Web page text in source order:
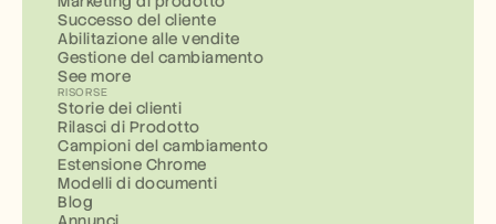
Successo del cliente
Abilitazione alle vendite
Gestione del cambiamento
See more
RISORSE
Storie dei clienti
Rilasci di Prodotto
Campioni del cambiamento
Estensione Chrome
Modelli di documenti
Blog